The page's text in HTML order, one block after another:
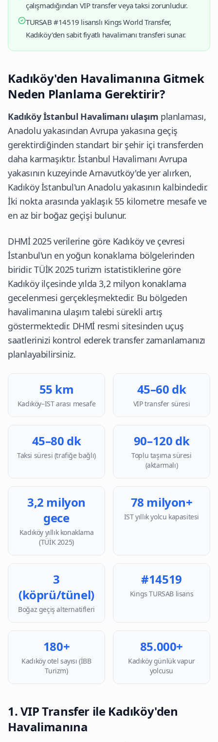
çalışmadığından VIP transfer veya taksi zorunludur.
TURSAB #14519 lisanslı Kings World Transfer,
Kadıköy'den sabit fiyatlı havalimanı transferi sunar.
Kadıköy'den Havalimanına Gitmek
Neden Planlama Gerektirir?
Kadıköy İstanbul Havalimanı ulaşım planlaması,
Anadolu yakasından Avrupa yakasına geçiş
gerektirdiğinden standart bir şehir içi transferden
daha karmaşıktır. İstanbul Havalimanı Avrupa
yakasının kuzeyinde Arnavutköy'de yer alırken,
Kadıköy İstanbul'un Anadolu yakasının kalbindedir.
İki nokta arasında yaklaşık 55 kilometre mesafe ve
en az bir boğaz geçişi bulunur.
DHMİ 2025 verilerine göre Kadıköy ve çevresi
İstanbul'un en yoğun konaklama bölgelerinden
biridir. TÜİK 2025 turizm istatistiklerine göre
Kadıköy ilçesinde yılda 3,2 milyon konaklama
gecelenmesi gerçekleşmektedir. Bu bölgeden
havalimanına ulaşım talebi sürekli artış
göstermektedir. DHMİ resmi sitesinden uçuş
saatlerinizi kontrol ederek transfer zamanlamanızı
planlayabilirsiniz.
55 km
Kadıköy–IST arası mesafe
45–60 dk
VIP transfer süresi
45–80 dk
Taksi süresi (trafiğe bağlı)
90–120 dk
Toplu taşıma süresi
(aktarmalı)
3,2 milyon
gece
Kadıköy yıllık konaklama
(TÜİK 2025)
78 milyon+
IST yıllık yolcu kapasitesi
3
(köprü/tünel)
Boğaz geçiş alternatifleri
#14519
Kings TURSAB lisans
180+
Kadıköy otel sayısı (İBB
Turizm)
85.000+
Kadıköy günlük vapur
yolcusu
1. VIP Transfer ile Kadıköy'den
Havalimanına